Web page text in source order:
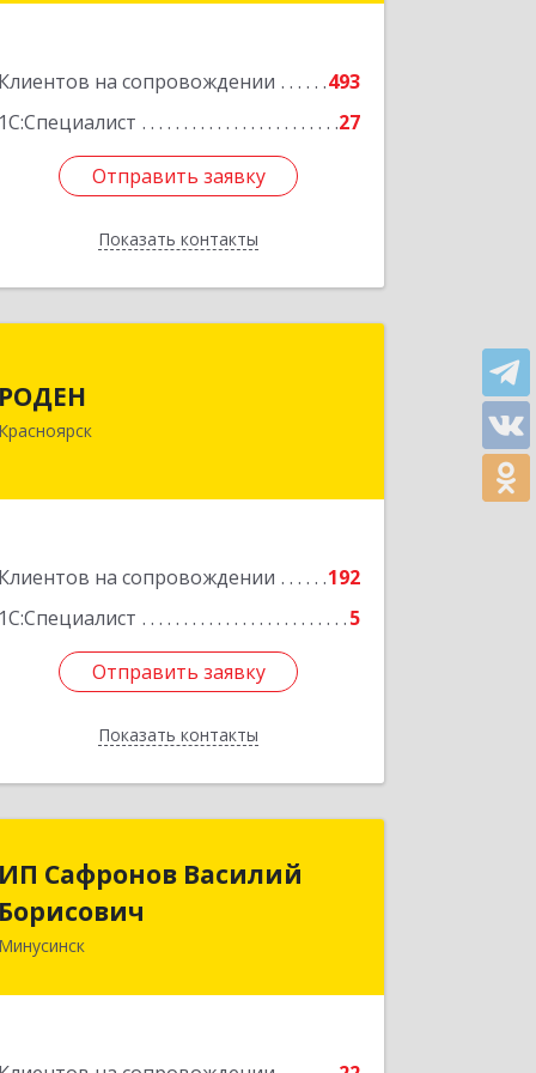
Клиентов на сопровождении
493
1С:Специалист
27
Отправить заявку
Показать контакты
Отправить заявку
Назад
РОДЕН
Красноярск
Клиентов на сопровождении
192
1С:Специалист
5
Отправить заявку
Показать контакты
Отправить заявку
Назад
ИП Сафронов Василий
Борисович
Минусинск
ИП Сафронов Василий
Борисович
Подробнее